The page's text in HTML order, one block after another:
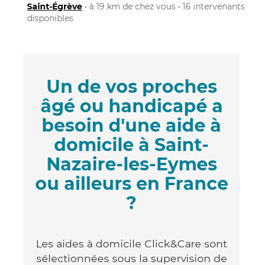
Saint-Égrève • à 19 km de chez vous • 16 intervenants
disponibles
Un de vos proches
âgé ou handicapé a
besoin d'une aide à
domicile à Saint-
Nazaire-les-Eymes
ou ailleurs en France
?
Les aides à domicile Click&Care sont
sélectionnées sous la supervision de